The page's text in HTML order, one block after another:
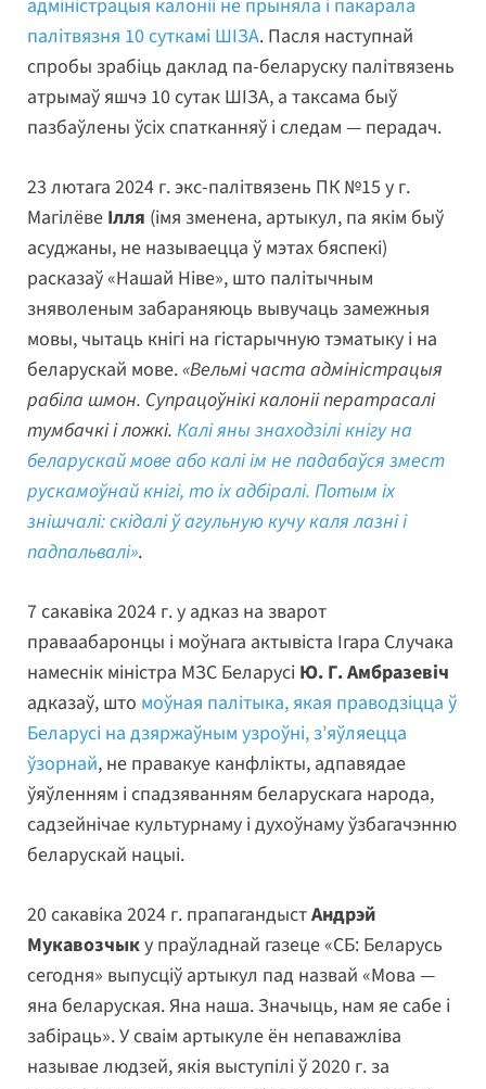
адміністрацыя калоніі не прыняла і пакарала
палітвязня 10 суткамі ШІЗА. Пасля наступнай
спробы зрабіць даклад па-беларуску палітвязень
атрымаў яшчэ 10 сутак ШІЗА, а таксама быў
пазбаўлены ўсіх спатканняў і следам — перадач.
23 лютага 2024 г. экс-палітвязень ПК №15 у г.
Магілёве Ілля (імя зменена, артыкул, па якім быў
асуджаны, не называецца ў мэтах бяспекі)
расказаў «Нашай Ніве», што палітычным
зняволеным забараняюць вывучаць замежныя
мовы, чытаць кнігі на гістарычную тэматыку і на
беларускай мове.«Вельмі часта адміністрацыя
рабіла шмон. Супрацоўнікі калоніі ператрасалі
тумбачкі і ложкі. Калі яны знаходзілі кнігу на
беларускай мове або калі ім не падабаўся змест
рускамоўнай кнігі, то іх адбіралі. Потым іх
знішчалі: скідалі ў агульную кучу каля лазні і
падпальвалі».
7 сакавіка 2024 г. у адказ на зварот
праваабаронцы і моўнага актывіста Ігара Случака
намеснік міністра МЗС Беларусі Ю. Г. Амбразевіч
адказаў, што моўная палітыка, якая праводзіцца ў
Беларусі на дзяржаўным узроўні, з’яўляецца
ўзорнай, не правакуе канфлікты, адпавядае
ўяўленням і спадзяванням беларускага народа,
садзейнічае культурнаму і духоўнаму ўзбагачэнню
беларускай нацыі.
20 сакавіка 2024 г. прапагандыстАндрэй
Мукавозчыку праўладнай газеце «СБ: Беларусь
сегодня» выпусціў артыкул пад назвай «Мова —
яна беларуская. Яна наша. Значыць, нам яе сабе і
забіраць». У сваім артыкуле ён непаважліва
называе людзей, якія выступілі ў 2020 г. за